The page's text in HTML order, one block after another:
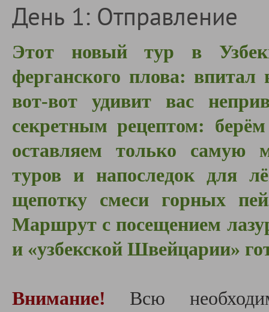
День 1: Отправление
Этот новый тур в
ферганского плова:
вот-вот удивит вас
секретным рецептом:
оставляем только самую
туров и напоследок для
щепотку смеси горных
Маршрут с посещением
и «узбекской Швейцарии»
Внимание! Всю